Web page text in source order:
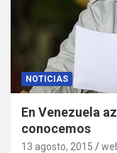
NOTICIAS
En Venezuela
conocemos
13 agosto, 2015